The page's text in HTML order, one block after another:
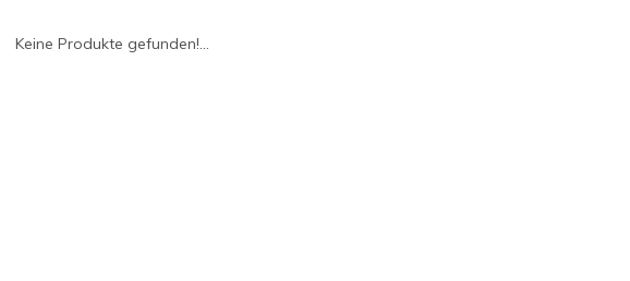
Keine Produkte gefunden!...